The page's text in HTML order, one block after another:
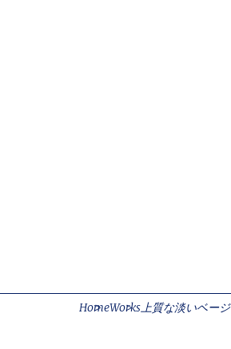
HomeWorks上質な淡いベー